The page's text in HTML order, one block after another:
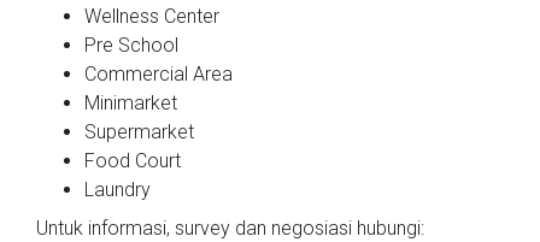
Wellness Center
Pre School
Commercial Area
Minimarket
Supermarket
Food Court
Laundry
Untuk informasi, survey dan negosiasi hubungi: